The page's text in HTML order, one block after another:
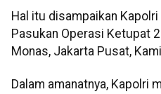
Hal itu disampaikan
Pasukan Operasi Ketupat
Monas, Jakarta Pusat,
Dalam amanatnya, Kapolri